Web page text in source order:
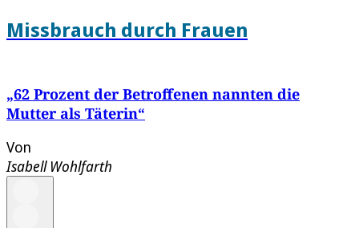
Missbrauch durch Frauen
„62 Prozent der Betroffenen nannten die
Mutter als Täterin“
Von
Isabell Wohlfarth